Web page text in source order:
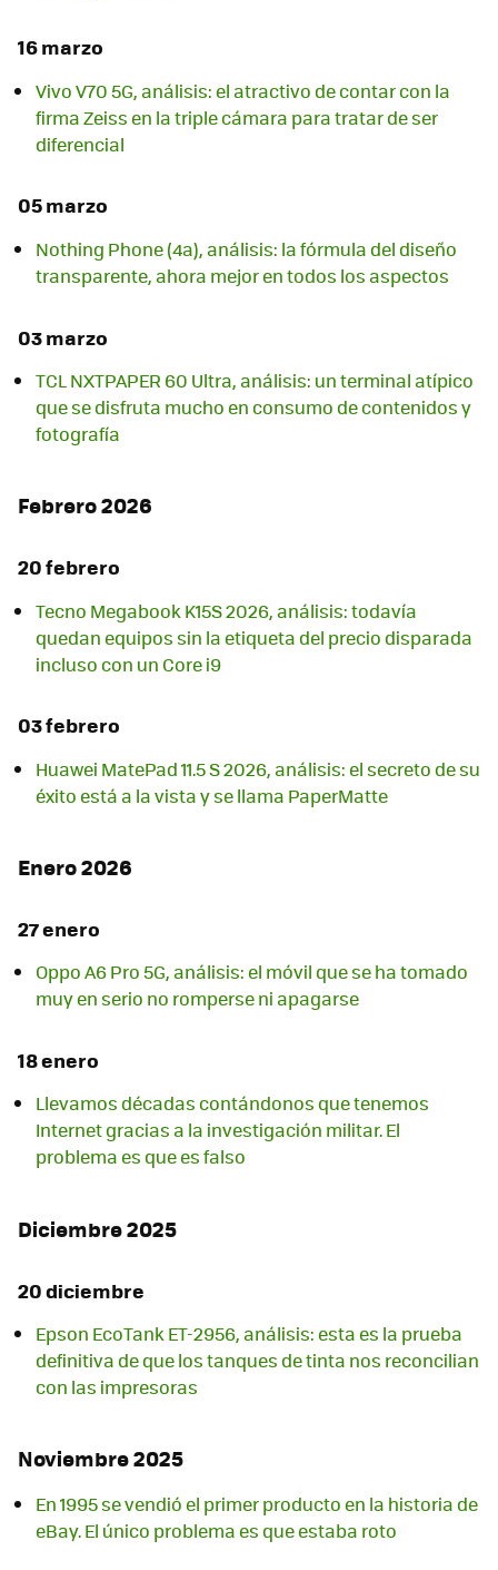
16 marzo
Vivo V70 5G, análisis: el atractivo de contar con la
firma Zeiss en la triple cámara para tratar de ser
diferencial
05 marzo
Nothing Phone (4a), análisis: la fórmula del diseño
transparente, ahora mejor en todos los aspectos
03 marzo
TCL NXTPAPER 60 Ultra, análisis: un terminal atípico
que se disfruta mucho en consumo de contenidos y
fotografía
Febrero 2026
20 febrero
Tecno Megabook K15S 2026, análisis: todavía
quedan equipos sin la etiqueta del precio disparada
incluso con un Core i9
03 febrero
Huawei MatePad 11.5 S 2026, análisis: el secreto de su
éxito está a la vista y se llama PaperMatte
Enero 2026
27 enero
Oppo A6 Pro 5G, análisis: el móvil que se ha tomado
muy en serio no romperse ni apagarse
18 enero
Llevamos décadas contándonos que tenemos
Internet gracias a la investigación militar. El
problema es que es falso
Diciembre 2025
20 diciembre
Epson EcoTank ET-2956, análisis: esta es la prueba
definitiva de que los tanques de tinta nos reconcilian
con las impresoras
Noviembre 2025
En 1995 se vendió el primer producto en la historia de
eBay. El único problema es que estaba roto